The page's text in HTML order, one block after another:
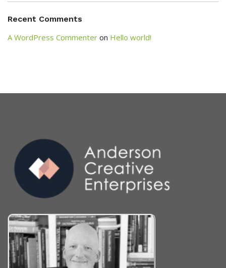
Recent Comments
A WordPress Commenter on Hello world!